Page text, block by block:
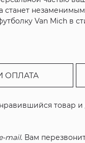
станет
Van Mich в
ОПЛАТА
товар и
mail. Вам